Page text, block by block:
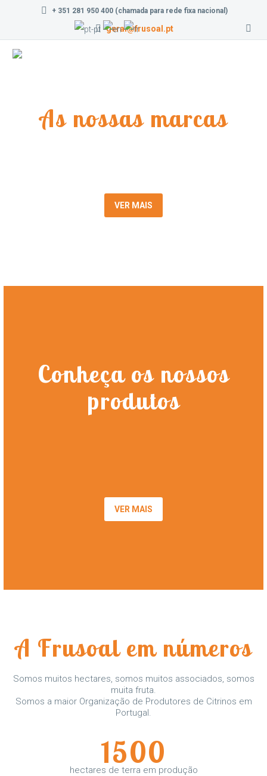
+ 351 281 950 400 (chamada para rede fixa nacional)
geral@frusoal.pt
As nossas marcas
VER MAIS
Conheça os nossos
produtos
VER MAIS
A Frusoal em números
Somos muitos hectares, somos muitos associados, somos
muita fruta.
Somos a maior Organização de Produtores de Citrinos em
Portugal.
1500
hectares de terra em produção